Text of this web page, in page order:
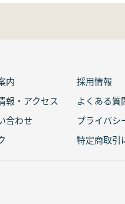
内
採用情報
報・アクセス
よくある質
合わせ
プライバシ
特定商取引